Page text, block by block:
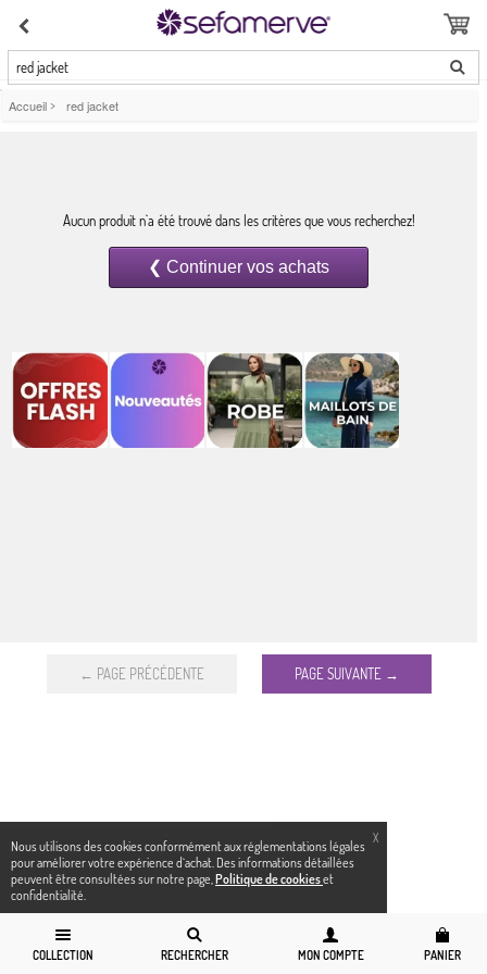
X
Nous utilisons des cookies conformément aux réglementations légales
pour améliorer votre expérience d`achat. Des informations détaillées
peuvent être consultées sur notre page,Politique de cookieset
confidentialité.
red jacket
COLLECTION RECHERCHER MON COMPTE PANIER
Accueil > red jacket
Aucun produit n`a été trouvé dans les critères que vous recherchez!
← PAGE PRÉCÉDENTE PAGE SUIVANTE →